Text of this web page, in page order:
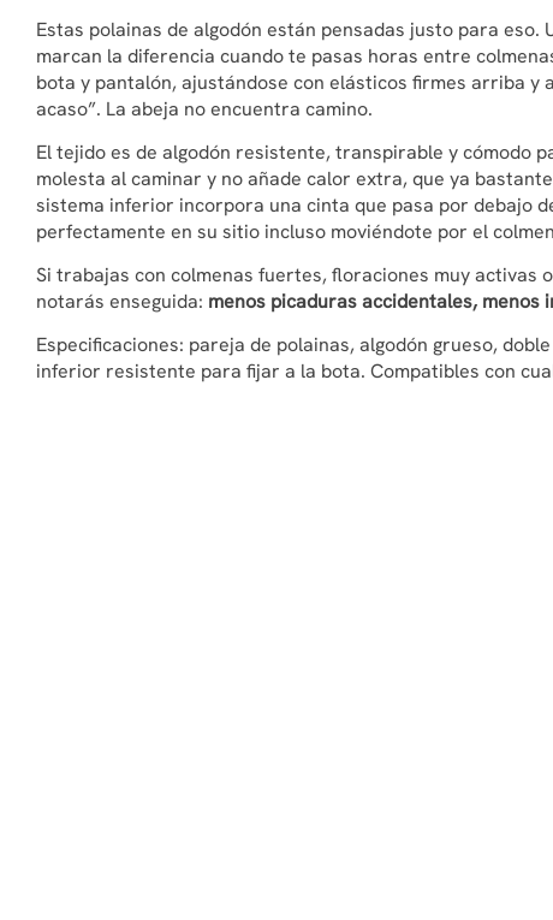
Estas polainas de algodón están pensadas justo para eso.
marcan la diferencia cuando te pasas horas entre
bota y pantalón, ajustándose con elásticos firmes arriba y
acaso”. La abeja no encuentra camino.
El tejido es de algodón resistente, transpirable y cómodo
molesta al caminar y no añade calor extra, que ya
sistema inferior incorpora una cinta que pasa por debajo
perfectamente en su sitio incluso moviéndote por el
Si trabajas con colmenas fuertes, floraciones muy activas
notarás enseguida: menos picaduras accidentales,
Especificaciones: pareja de polainas, algodón grueso,
inferior resistente para fijar a la bota. Compatibles con